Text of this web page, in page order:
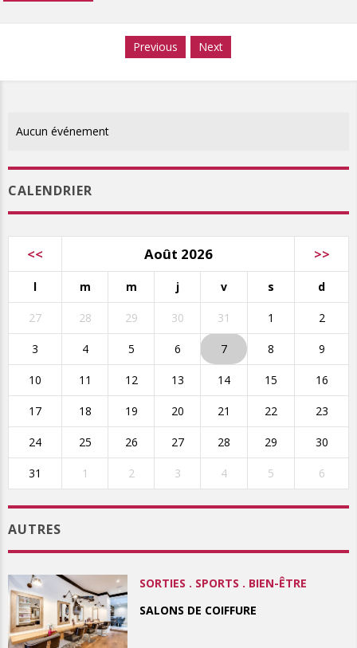
Previous Next
Aucun événement
CALENDRIER
<< Août 2026 >>
l m m j v s d
27 28 29 30 31 1 2
3 4 5 6 7 8 9
10 11 12 13 14 15 16
17 18 19 20 21 22 23
24 25 26 27 28 29 30
31 1 2 3 4 5 6
AUTRES
SORTIES . SPORTS . BIEN-ÊTRE
SALONS DE COIFFURE